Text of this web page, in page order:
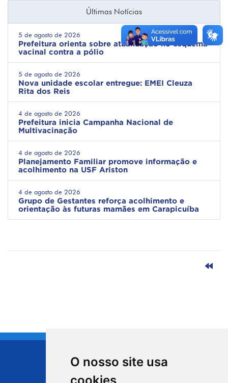
O nosso site usa
Últimas Notícias
5 de agosto de 2026
Prefeitura orienta sobre atualização no esquema
vacinal contra a pólio
5 de agosto de 2026
Nova unidade escolar entregue: EMEI Cleuza
Rita dos Reis
4 de agosto de 2026
Prefeitura inicia Campanha Nacional de
Multivacinação
4 de agosto de 2026
Planejamento Familiar promove informação e
acolhimento na USF Ariston
4 de agosto de 2026
Grupo de Gestantes reforça acolhimento e
orientação às futuras mamães em Carapicuíba
CIDADE DE